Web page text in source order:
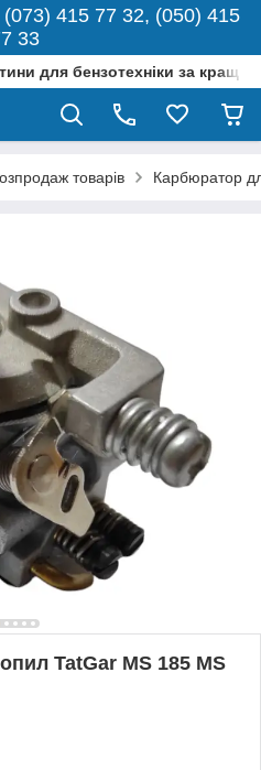
415 77 32, (050) 415
33
для бензотехніки за
товарів Карбюратор
TatGar MS 185 MS